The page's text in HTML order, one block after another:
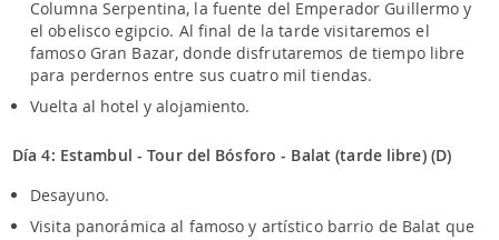
Columna Serpentina, la fuente del Emperador Guillermo y
el obelisco egipcio. Al final de la tarde visitaremos el
famoso Gran Bazar, donde disfrutaremos de tiempo libre
para perdernos entre sus cuatro mil tiendas.
Vuelta al hotel y alojamiento.
Día 4: Estambul - Tour del Bósforo - Balat (tarde libre) (D)
Desayuno.
Visita panorámica al famoso y artístico barrio de Balat que